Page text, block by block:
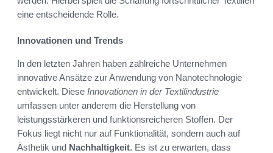
eine entscheidende Rolle.
Innovationen und Trends
In den letzten Jahren haben zahlreiche Unternehmen
innovative Ansätze zur Anwendung von Nanotechnologie
entwickelt. Diese Innovationen in der Textilindustrie
umfassen unter anderem die Herstellung von
leistungsstärkeren und funktionsreicheren Stoffen. Der
Fokus liegt nicht nur auf Funktionalität, sondern auch auf
Ästhetik und Nachhaltigkeit. Es ist zu erwarten, dass